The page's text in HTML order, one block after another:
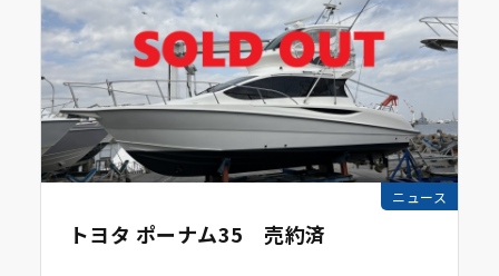
ニュース
トヨタ ポーナム35 売約済